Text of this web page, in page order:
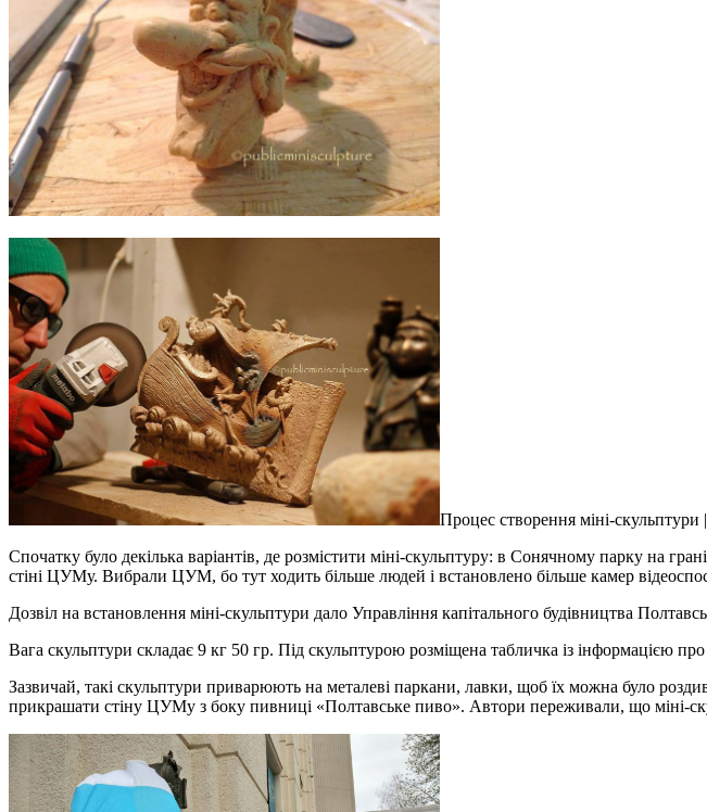
Процес створення міні-
Спочатку було декілька варіантів, де розмістити міні-скульптуру: в Сонячному парку на
стіні ЦУМу. Вибрали ЦУМ, бо тут ходить більше людей і встановлено більше камер
Дозвіл на встановлення міні-скульптури дало Управління капітального будівництва
Вага скульптури складає 9 кг 50 гр. Під скульптурою розміщена табличка із інформацією
Зазвичай, такі скульптури приварюють на металеві паркани, лавки, щоб їх можна було
прикрашати стіну ЦУМу з боку пивниці «Полтавське пиво». Автори переживали, що міні-